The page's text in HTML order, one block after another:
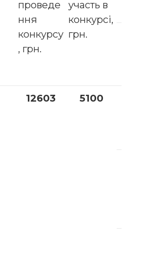
проведе
ння
конкурсу
, грн.
участь в
конкурсі,
грн.
12603 5100